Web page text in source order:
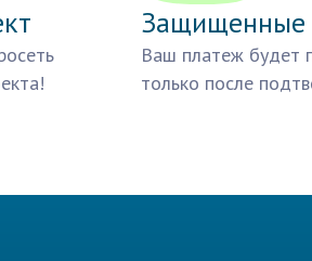
Защищенные
Ваш платеж будет
только после